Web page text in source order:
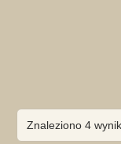
Znaleziono 4